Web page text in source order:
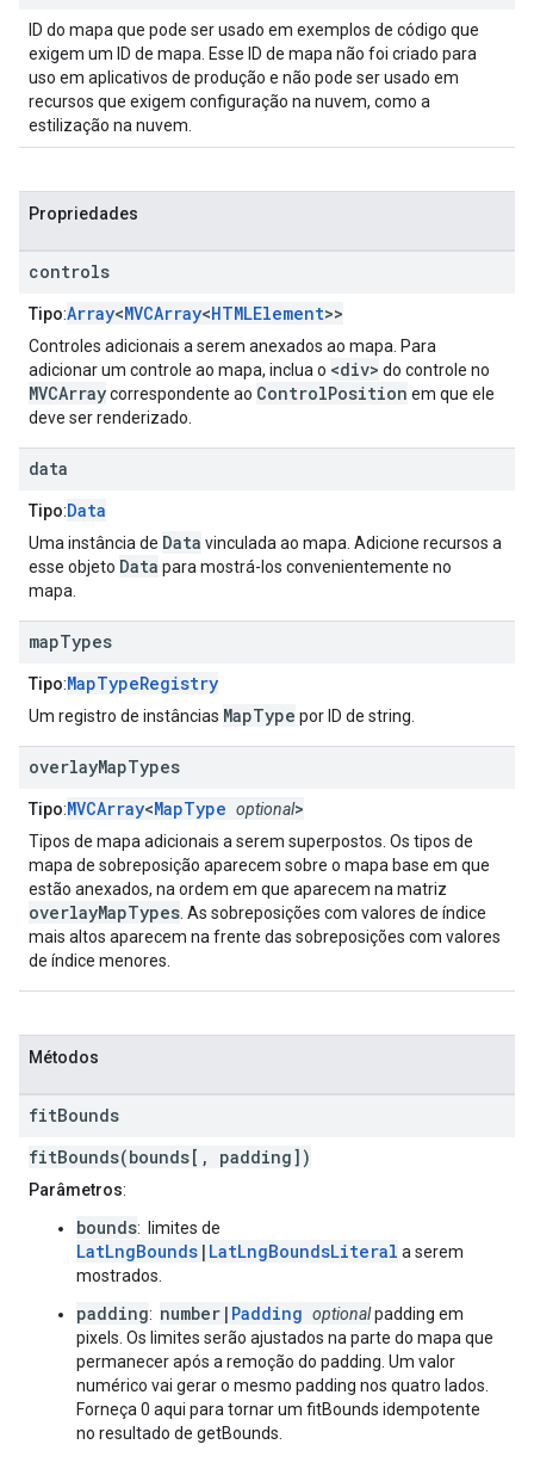
ID do mapa que pode ser usado em exemplos de código que
exigem um ID de mapa. Esse ID de mapa não foi criado para
uso em aplicativos de produção e não pode ser usado em
recursos que exigem configuração na nuvem, como a
estilização na nuvem.
Propriedades
controls
Tipo:Array<MVCArray<HTMLElement>>
Controles adicionais a serem anexados ao mapa. Para
adicionar um controle ao mapa, inclua o <div> do controle no
MVCArraycorrespondente ao ControlPosition em que ele
deve ser renderizado.
data
Tipo:Data
Uma instância de Data vinculada ao mapa. Adicione recursos a
esse objeto Data para mostrá-los convenientemente no
mapa.
mapTypes
Tipo:MapTypeRegistry
Um registro de instâncias MapType por ID de string.
overlayMapTypes
Tipo:MVCArray<MapType optional>
Tipos de mapa adicionais a serem superpostos. Os tipos de
mapa de sobreposição aparecem sobre o mapa base em que
estão anexados, na ordem em que aparecem na matriz
overlayMapTypes . As sobreposições com valores de índice
mais altos aparecem na frente das sobreposições com valores
de índice menores.
Métodos
fitBounds
fitBounds(bounds[, padding])
Parâmetros:
bounds: limites de
LatLngBounds | LatLngBoundsLiteral a serem
mostrados.
padding: number| Padding optionalpadding em
pixels. Os limites serão ajustados na parte do mapa que
permanecer após a remoção do padding. Um valor
numérico vai gerar o mesmo padding nos quatro lados.
Forneça 0 aqui para tornar um fitBounds idempotente
no resultado de getBounds.